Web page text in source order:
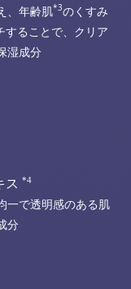
、年齢肌*3のくすみ
ることで、 クリア
湿成分
ス *4
一で透明感のある肌
分